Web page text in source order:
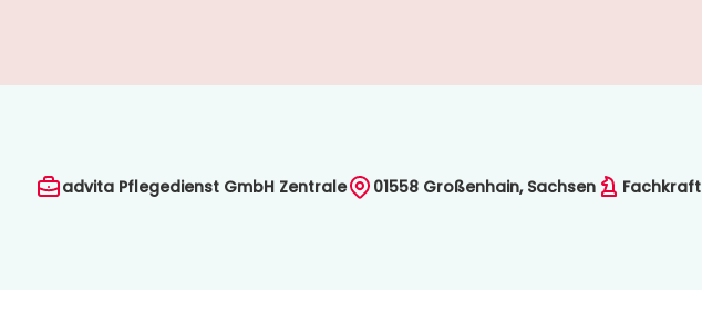
advita Pflegedienst GmbH Zentrale 01558 Großenhain, Sachsen Fachkraft